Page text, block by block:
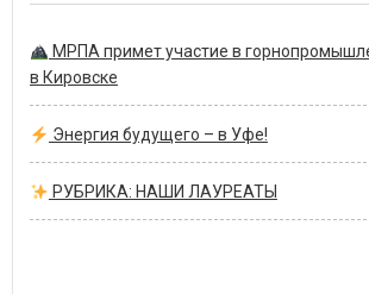
МРПА примет участие в
в Кировске
Энергия будущего – в Уфе!
РУБРИКА: НАШИ ЛАУРЕАТЫ